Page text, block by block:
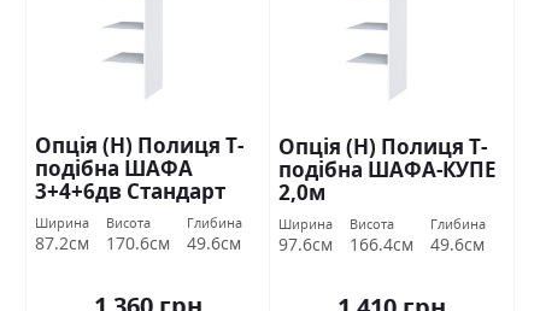
Опція (Н) Полиця Т-
подібна ШАФА
3+4+6дв Стандарт
Ширина
87.2см
Висота
170.6см
Глибина
49.6см
Опція (Н) Полиця Т-
подібна ШАФА-КУПЕ
2,0м
Ширина
97.6см
Висота
166.4см
Глибина
49.6см